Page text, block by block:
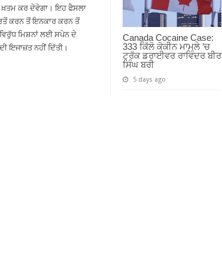
Canada Cocaine Case:
333 ਕਿੱਲੋ ਕੋਕੀਨ ਮਾਮਲੇ ’ਚ
ਟਰੱਕ ਡਰਾਈਵਰ ਰਾਵਿੰਦਰ ਬੀਰ
ਸਿੰਘ ਬਰੀ
5 days ago
ਖ਼ਤਮ ਕਰ ਦੇਵੇਗਾ। ਇਹ ਫੈਸਲਾ
ਕਰਨ ਤੋਂ ਇਨਕਾਰ ਕਰਨ ਤੋਂ
ਮਿਸ਼ਨਾਂ ਲਈ ਸਪੇਨ ਦੇ
ਇਜਾਜ਼ਤ ਨਹੀਂ ਦਿੱਤੀ।